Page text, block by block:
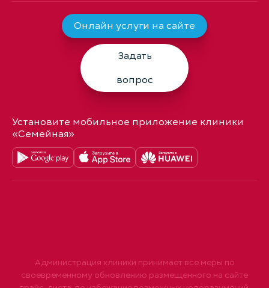
Онлайн услуги на сайте
Задать
вопрос
Установите мобильное приложение клиники
«Семейная»
Администрация клиники принимает все меры по
своевременному обновлению размещенного на сайте